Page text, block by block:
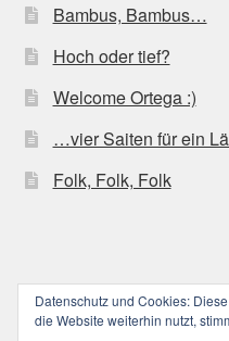
Bambus, Bambus…
Hoch oder tief?
Welcome Ortega :)
…vier Saiten für ein
Folk, Folk, Folk
© ucoolele.de (||||) 2026
Datenschutz und Cookies:
die Website weiterhin nutzt,